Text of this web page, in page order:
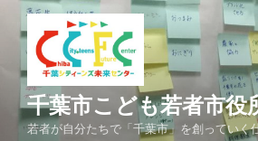
千葉市こども若者市役
若者が自分たちで「千葉市」を創っていく